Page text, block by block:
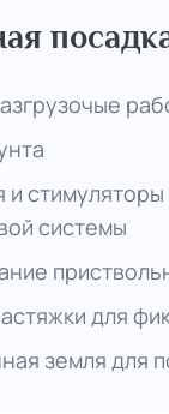
и стимуляторы
системы
для
земля для